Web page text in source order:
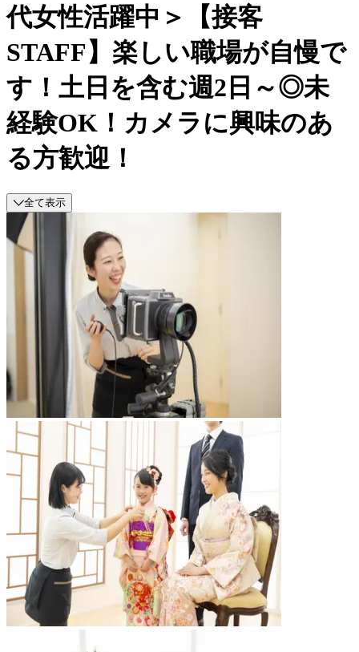
代女性活躍中＞【接客
STAFF】楽しい職場が自慢で
す！土日を含む週2日～◎未
経験OK！カメラに興味のあ
る方歓迎！
全て表示